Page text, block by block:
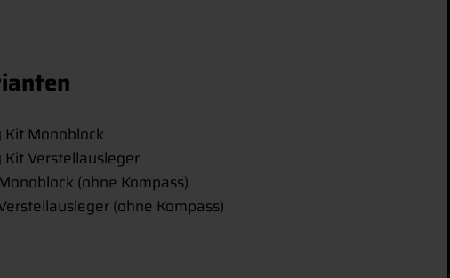
Monoblock
Verstellausleger
(ohne Kompass)
(ohne Kompass)